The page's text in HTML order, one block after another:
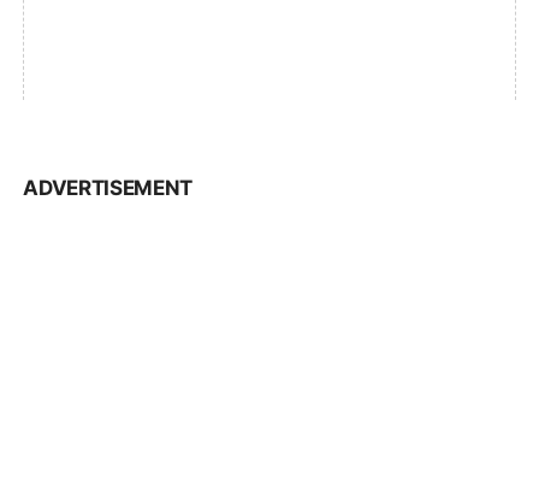
ADVERTISEMENT